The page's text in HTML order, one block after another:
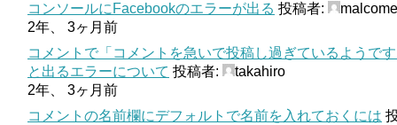
コンソールにFacebookのエラーが出る 投稿者:
malcome
2年、 3ヶ月前
コメントで「コメントを急いで投稿し過ぎているようで
と出るエラーについて 投稿者:
takahiro
2年、 3ヶ月前
コメントの名前欄にデフォルトで名前を入れておくには